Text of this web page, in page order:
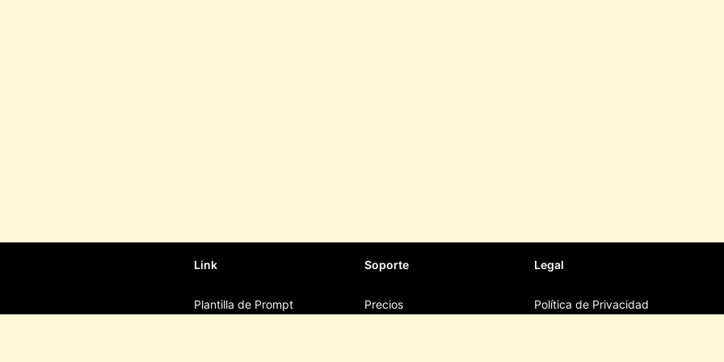
Link
Plantilla de Prompt
Soporte
Precios
Legal
Política de Privacidad